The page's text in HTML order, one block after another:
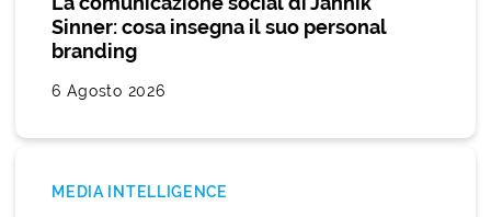
Sinner: cosa insegna il suo personal
branding
6 Agosto 2026
MEDIA INTELLIGENCE